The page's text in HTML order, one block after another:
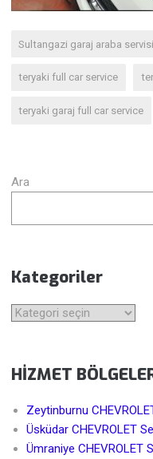
Sultangazi garaj araba servisi
teryaki full car service
teryaki garaj full car service
Ara
Kategoriler
Kategoriler
HİZMET
Zeytinburnu
Üsküdar CHEVROLET
Ümraniye CHEVROLET